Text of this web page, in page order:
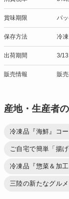
賞味期限 パ
保存方法 冷凍
出荷期間 3/13
販売情報 販
産地・生産者
冷凍品『海鮮』コ
ご自宅で簡単「揚
冷凍品『惣菜＆加
三陸の新たなグル